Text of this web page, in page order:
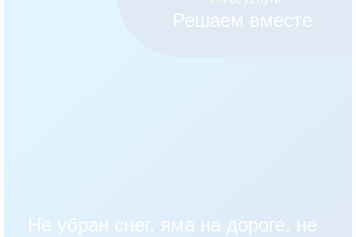
Решаем вместе
Не убран снег, яма на дороге, не